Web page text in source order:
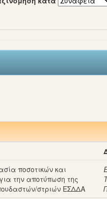
ποσοτικών και
την αποτύπωση της
στριών ΕΣΔΔΑ